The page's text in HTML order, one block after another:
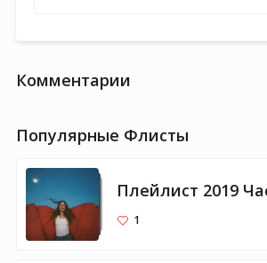
Комментарии
Популярные Флисты
Плейлист 2019
1